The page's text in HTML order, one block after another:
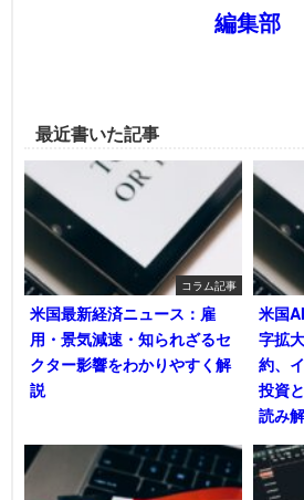
編集部
最近書いた記事
コラム記事
米国最新経済ニュース：雇
用・景気減速・知られざるセ
クター影響をわかりやすく解
説
米国
字拡
約、
投資
読み